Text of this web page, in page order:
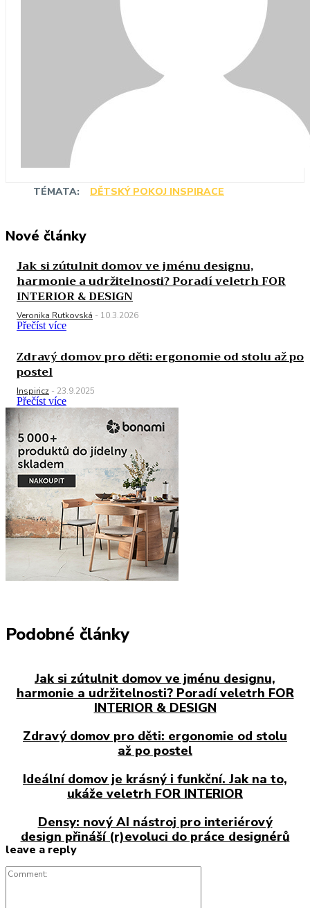
TÉMATA: DĚTSKÝ POKOJ INSPIRACE
Nové články
Jak si zútulnit domov ve jménu designu,
harmonie a udržitelnosti? Poradí veletrh FOR
INTERIOR & DESIGN
Veronika Rutkovská - 10.3.2026
Přečíst více
Zdravý domov pro děti: ergonomie od stolu až po
postel
Inspiricz - 23.9.2025
Přečíst více
Podobné články
Jak si zútulnit domov ve jménu designu,
harmonie a udržitelnosti? Poradí veletrh FOR
INTERIOR & DESIGN
Zdravý domov pro děti: ergonomie od stolu
až po postel
Ideální domov je krásný i funkční. Jak na to,
ukáže veletrh FOR INTERIOR
Densy: nový AI nástroj pro interiérový
design přináší (r)evoluci do práce designérů
leave a reply